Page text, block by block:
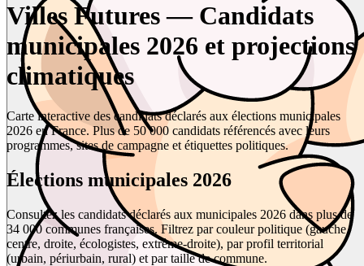
Villes Futures — Candidats
municipales 2026 et projections
climatiques
Carte interactive des candidats déclarés aux élections municipales
2026 en France. Plus de 50 000 candidats référencés avec leurs
programmes, sites de campagne et étiquettes politiques.
Élections municipales 2026
Consultez les candidats déclarés aux municipales 2026 dans plus de
34 000 communes françaises. Filtrez par couleur politique (gauche,
centre, droite, écologistes, extrême-droite), par profil territorial
(urbain, périurbain, rural) et par taille de commune.